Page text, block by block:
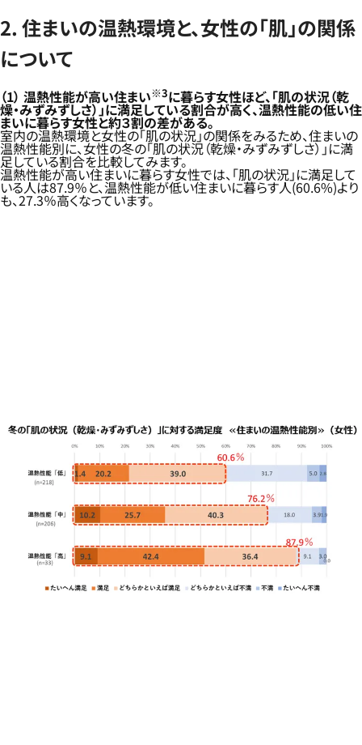
2. 住まいの温熱環境と、女性の「肌」の関係
について
（1） 温熱性能が高い住まい※3に暮らす女性ほど、「肌の状況（乾
燥・みずみずしさ）」に満足している割合が高く、温熱性能の低い住
まいに暮らす女性と約３割の差がある。
室内の温熱環境と女性の「肌の状況」の関係をみるため、住まいの
温熱性能別に、女性の冬の「肌の状況（乾燥・みずみずしさ）」に満
足している割合を比較してみます。
温熱性能が高い住まいに暮らす女性では、「肌の状況」に満足して
いる人は87.9％と、温熱性能が低い住まいに暮らす人(60.6%)より
も、27.3％高くなっています。